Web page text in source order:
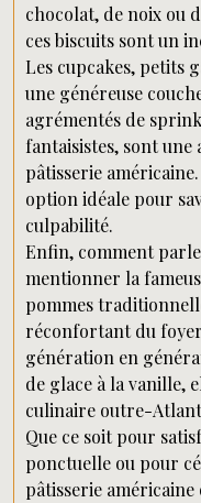
chocolat, de noix ou
ces biscuits sont un
Les cupcakes, petits
une généreuse
agrémentés de
fantaisistes, sont une
pâtisserie
option idéale pour
culpabilité.
Enfin, comment
mentionner la
pommes
réconfortant du
génération en
de glace à la vanille,
culinaire outre-
Que ce soit pour
ponctuelle ou pour
pâtisserie